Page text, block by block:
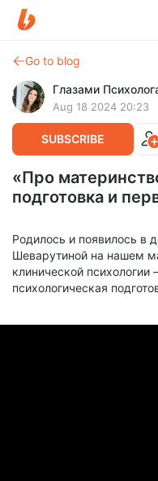
Go to blog
Aug 18 2024 20:23
SUBSCRIBE
«Про
подготовка и
Родилось и появилось в
Шеварутиной на нашем
клинической
психологическая